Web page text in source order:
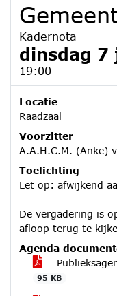
Kadernota
dinsdag 7
19:00
Locatie
Raadzaal
Voorzitter
A.A.H.C.M. (Anke)
Toelichting
Let op: afwijkend
De vergadering is
afloop terug te
Agenda
95 KB